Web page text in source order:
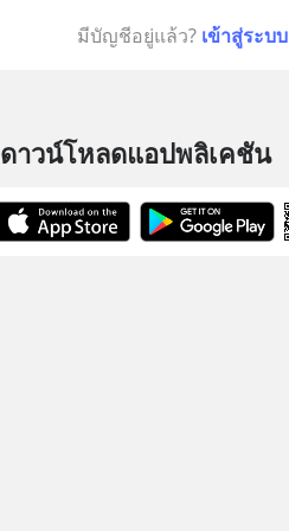
มีบัญชีอยู่แล้ว? เข้าสู่ระบบ
ดาวน์โหลดแอปพลิเคชัน